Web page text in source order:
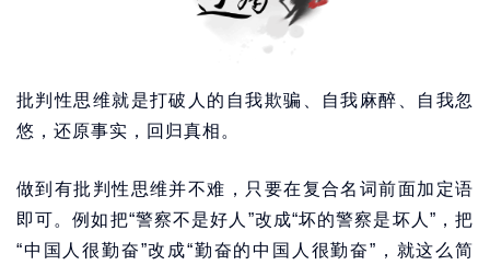
批判性思维就是打破人的自我欺骗、自我麻醉、自我忽
悠，还原事实，回归真相。
做到有批判性思维并不难，只要在复合名词前面加定语
即可。例如把“警察不是好人”改成“坏的警察是坏人”，把
“中国人很勤奋”改成“勤奋的中国人很勤奋”，就这么简